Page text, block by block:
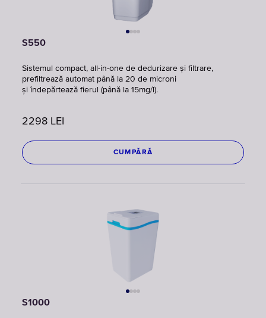
S550
Sistemul compact, all-in-one de dedurizare și filtrare,
prefiltrează automat până la 20 de microni
și îndepărtează fierul (până la 15mg/l).
2298 LEI
CUMPĂRĂ
S1000